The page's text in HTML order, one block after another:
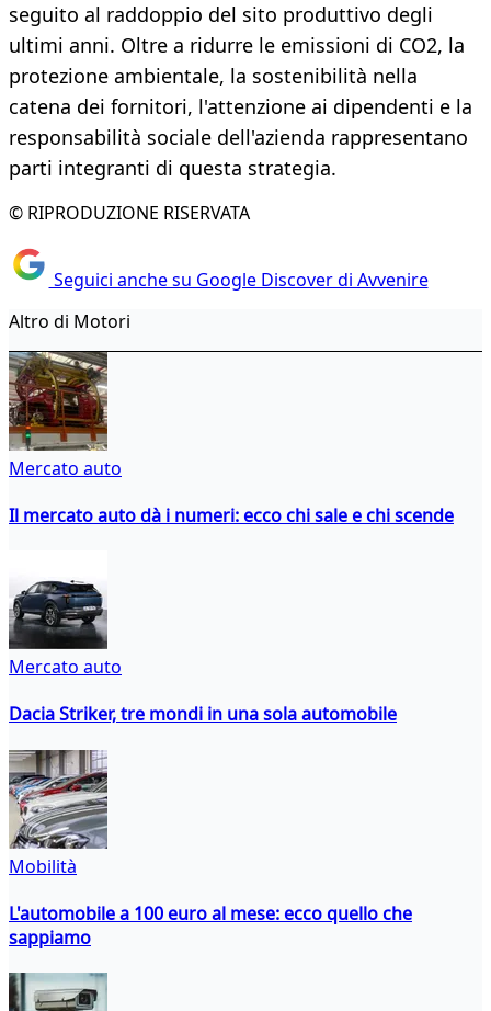
seguito al raddoppio del sito produttivo degli
ultimi anni. Oltre a ridurre le emissioni di CO2, la
protezione ambientale, la sostenibilità nella
catena dei fornitori, l'attenzione ai dipendenti e la
responsabilità sociale dell'azienda rappresentano
parti integranti di questa strategia.
© RIPRODUZIONE RISERVATA
Seguici anche su Google Discover di Avvenire
Altro di Motori
Mercato auto
Il mercato auto dà i numeri: ecco chi sale e chi scende
Mercato auto
Dacia Striker, tre mondi in una sola automobile
Mobilità
L'automobile a 100 euro al mese: ecco quello che
sappiamo